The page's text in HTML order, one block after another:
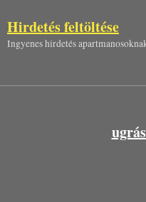
Hirdetés feltöltése
Ingyenes hirdetés